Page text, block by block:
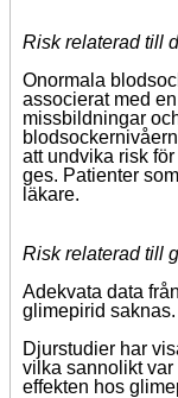
Risk relaterad till
Onormala
associerat med
missbildningar
att undvika risk
ges. Patienter
läkare.
Risk relaterad till
Adekvata data
glimepirid saknas.
Djurstudier har
vilka sannolikt
effekten hos